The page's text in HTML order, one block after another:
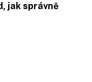
jak správně